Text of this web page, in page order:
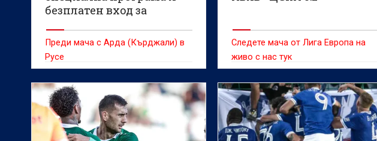
безплатен вход за
Преди мача с Арда (Кърджали) в
Русе
Следете мача от Лига Европа на
живо с нас тук